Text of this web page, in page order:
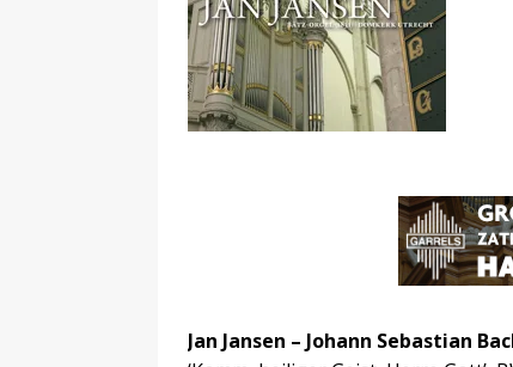
Jan Jansen – Johann Sebastian